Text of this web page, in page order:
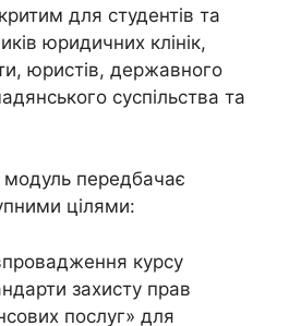
для студентів та
юридичних клінік,
юристів, державного
суспільства та
передбачає
цілями:
курсу
захисту прав
послуг» для